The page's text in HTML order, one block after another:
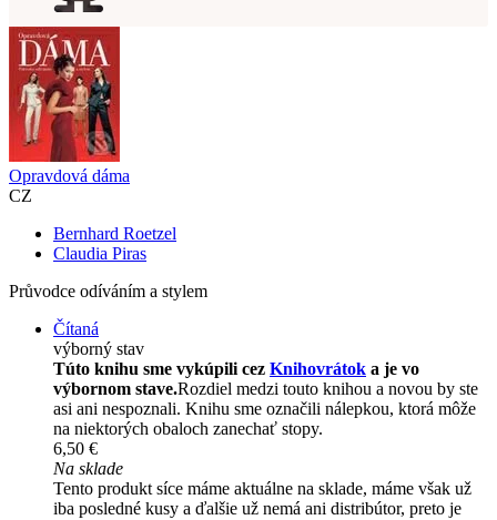
Opravdová dáma
CZ
Bernhard Roetzel
Claudia Piras
Průvodce odíváním a stylem
Čítaná
výborný stav
Túto knihu sme vykúpili cez Knihovrátok a je vo
výbornom stave.Rozdiel medzi touto knihou a novou by ste
asi ani nespoznali. Knihu sme označili nálepkou, ktorá môže
na niektorých obaloch zanechať stopy.
6,50 €
Na sklade
Tento produkt síce máme aktuálne na sklade, máme však už
iba posledné kusy a ďalšie už nemá ani distribútor, preto je